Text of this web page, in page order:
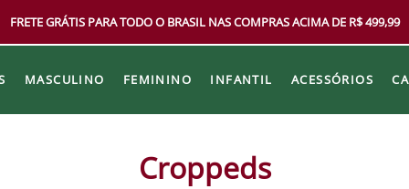
FRETE GRÁTIS PARA TODO O BRASIL NAS COMPRAS ACIMA DE R$ 499,99
MASCULINO FEMININO INFANTIL ACESSÓRIOS
Croppeds